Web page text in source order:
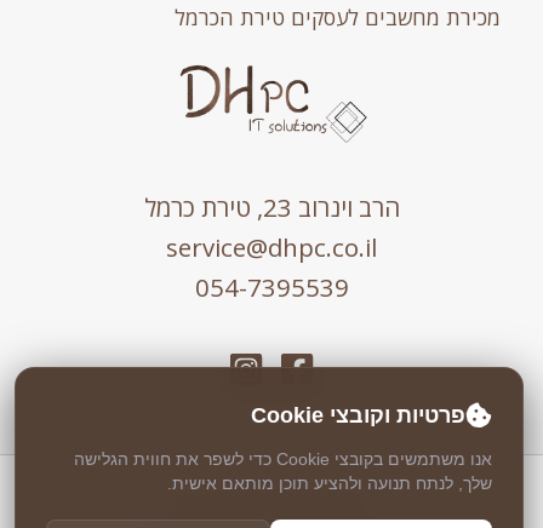
מכירת מחשבים לעסקים טירת הכרמל
הרב וינרוב 23, טירת כרמל
service@dhpc.co.il
054-7395539
כל הזכויות שמורות © 2026 DHPC
פרטיות וקובצי Cookie
אנו משתמשים בקובצי Cookie כדי לשפר את חווית הגלישה
שלך, לנתח תנועה ולהציע תוכן מותאם אישית.